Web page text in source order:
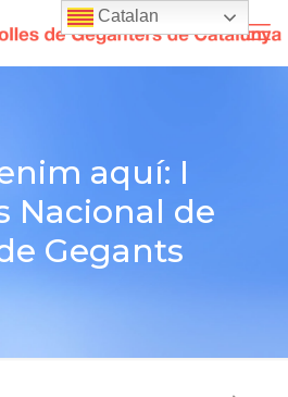
aquí: I
Nacional de
Gegants
Catalan